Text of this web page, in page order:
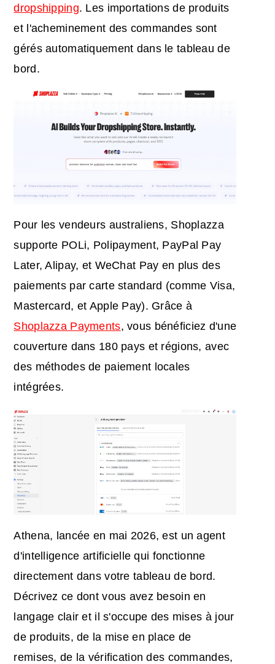
dropshipping. Les importations de produits
et l'acheminement des commandes sont
gérés automatiquement dans le tableau de
bord.
Pour les vendeurs australiens, Shoplazza
supporte POLi, Polipayment, PayPal Pay
Later, Alipay, et WeChat Pay en plus des
paiements par carte standard (comme Visa,
Mastercard, et Apple Pay). Grâce à
Shoplazza Payments, vous bénéficiez d'une
couverture dans 180 pays et régions, avec
des méthodes de paiement locales
intégrées.
Athena, lancée en mai 2026, est un agent
d'intelligence artificielle qui fonctionne
directement dans votre tableau de bord.
Décrivez ce dont vous avez besoin en
langage clair et il s'occupe des mises à jour
de produits, de la mise en place de
remises, de la vérification des commandes,